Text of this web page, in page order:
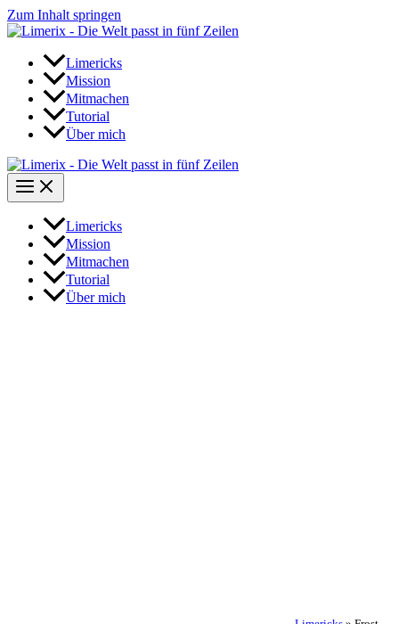
Zum Inhalt springen
Limericks
Mission
Mitmachen
Tutorial
Über mich
Limericks
Mission
Mitmachen
Tutorial
Über mich